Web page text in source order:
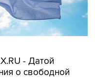
- Датой
о свободной